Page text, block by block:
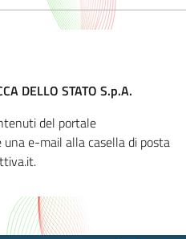
DELLO STATO S.p.A.
del portale
e-mail alla casella di posta
it.